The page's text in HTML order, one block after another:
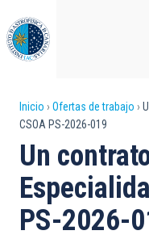
al
contenido
principal
Sobrescribir
enlaces
de
ayuda
a
Inicio Ofertas de trabajo
CSOA PS-2026-019
Un
PS-2026-